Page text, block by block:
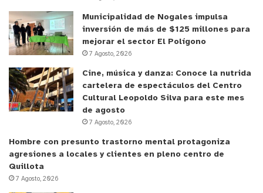
Municipalidad de Nogales impulsa
inversión de más de $125 millones para
mejorar el sector El Polígono
7 Agosto, 2026
Cine, música y danza: Conoce la nutrida
cartelera de espectáculos del Centro
Cultural Leopoldo Silva para este mes
de agosto
7 Agosto, 2026
Hombre con presunto trastorno mental protagoniza
agresiones a locales y clientes en pleno centro de
Quillota
7 Agosto, 2026